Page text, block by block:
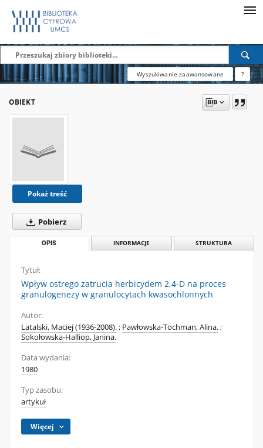
Wyszukiwanie zaawansowane ?
OBIEKT
Pokaż treść
Pobierz
OPIS INFORMACJE STRUKTURA
Tytuł:
Wpływ ostrego zatrucia herbicydem 2,4-D na proces
granulogenezy w granulocytach kwasochlonnych
Autor:
Latalski, Maciej (1936-2008).; Pawłowska-Tochman, Alina.;
Sokołowska-Halliop, Janina.
Data wydania:
1980
Typ zasobu:
artykuł
Więcej